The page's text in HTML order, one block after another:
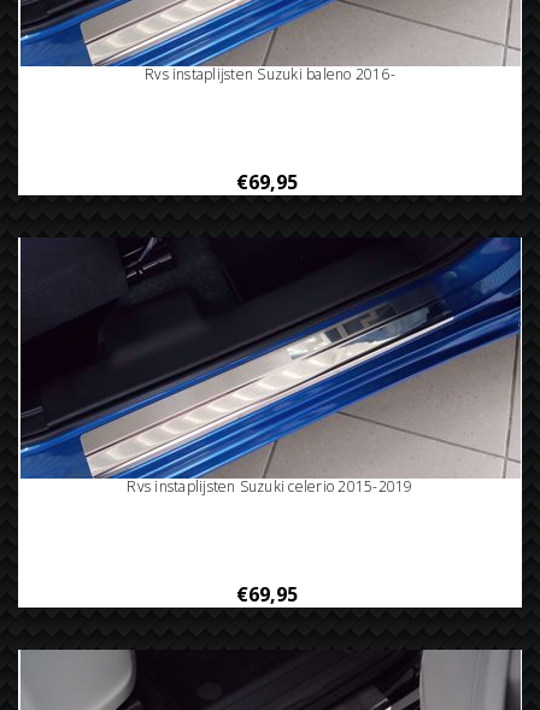
Rvs instaplijsten Suzuki baleno 2016-
€69,95
Rvs instaplijsten Suzuki celerio 2015-2019
€69,95